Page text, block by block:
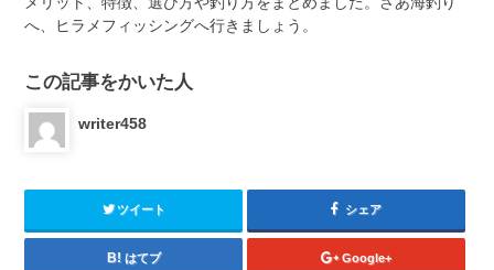
へ、ヒラメフィッシングへ行きましょう。
この記事をかいた人
writer458
ツイート シェア
はてブ Google+